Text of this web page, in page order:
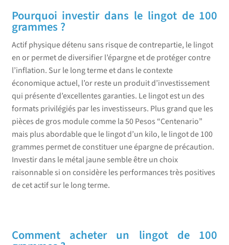
Pourquoi investir dans le lingot de 100
grammes ?
Actif physique détenu sans risque de contrepartie, le lingot
en or permet de diversifier l’épargne et de protéger contre
l’inflation. Sur le long terme et dans le contexte
économique actuel, l’or reste un produit d’investissement
qui présente d’excellentes garanties. Le lingot est un des
formats privilégiés par les investisseurs. Plus grand que les
pièces de gros module comme la 50 Pesos “Centenario”
mais plus abordable que le lingot d’un kilo, le lingot de 100
grammes permet de constituer une épargne de précaution.
Investir dans le métal jaune semble être un choix
raisonnable si on considère les performances très positives
de cet actif sur le long terme.
Comment acheter un lingot de 100